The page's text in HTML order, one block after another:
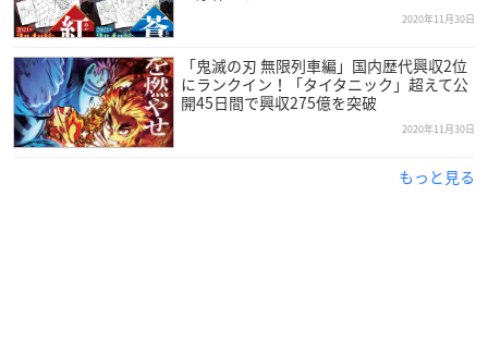
2020年11月30日
「鬼滅の刃 無限列車編」国内歴代興収2位
にランクイン！「タイタニック」超えて公
開45日間で興収275億を突破
2020年11月30日
もっと見る